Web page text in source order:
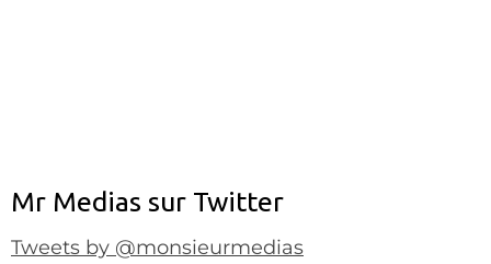
Mr Medias sur Twitter
Tweets by @monsieurmedias